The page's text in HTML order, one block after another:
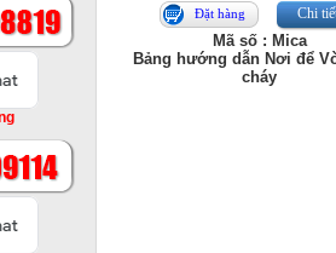
Đặt hàng Chi
Mã số : Mica
Bảng hướng dẫn Nơi để
cháy